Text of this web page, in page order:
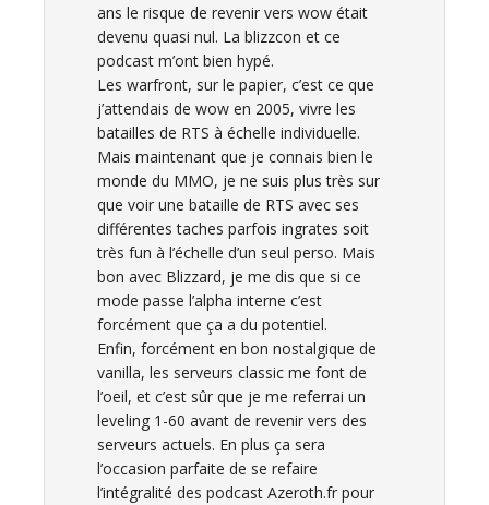
ans le risque de revenir vers wow était
devenu quasi nul. La blizzcon et ce
podcast m’ont bien hypé.
Les warfront, sur le papier, c’est ce que
j’attendais de wow en 2005, vivre les
batailles de RTS à échelle individuelle.
Mais maintenant que je connais bien le
monde du MMO, je ne suis plus très sur
que voir une bataille de RTS avec ses
différentes taches parfois ingrates soit
très fun à l’échelle d’un seul perso. Mais
bon avec Blizzard, je me dis que si ce
mode passe l’alpha interne c’est
forcément que ça a du potentiel.
Enfin, forcément en bon nostalgique de
vanilla, les serveurs classic me font de
l’oeil, et c’est sûr que je me referrai un
leveling 1-60 avant de revenir vers des
serveurs actuels. En plus ça sera
l’occasion parfaite de se refaire
l’intégralité des podcast Azeroth.fr pour